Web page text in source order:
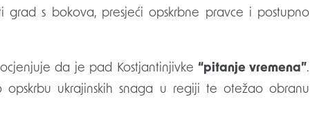
grad s bokova, presjeći opskrbne pravce i postupno
ocjenjuje da je pad Kostjantinjivke “pitanje vremena”.
opskrbu ukrajinskih snaga u regiji te otežao obranu